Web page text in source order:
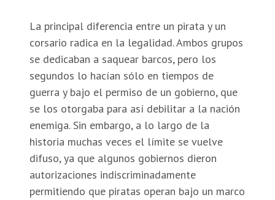
La principal diferencia entre un pirata y un
corsario radica en la legalidad. Ambos grupos
se dedicaban a saquear barcos, pero los
segundos lo hacían sólo en tiempos de
guerra y bajo el permiso de un gobierno, que
se los otorgaba para así debilitar a la nación
enemiga. Sin embargo, a lo largo de la
historia muchas veces el límite se vuelve
difuso, ya que algunos gobiernos dieron
autorizaciones indiscriminadamente
permitiendo que piratas operan bajo un marco